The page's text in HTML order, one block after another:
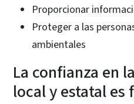
Proporcionar
Proteger a las
ambientales
La confianza en
local y estatal